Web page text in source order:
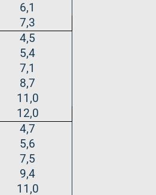
6,1
7,3
4,5
5,4
7,1
8,7
11,0
12,0
4,7
5,6
7,5
9,4
11,0